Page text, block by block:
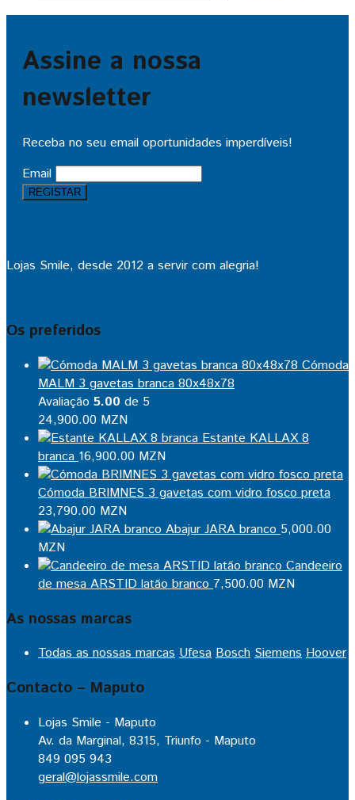
Assine a nossa
newsletter
Receba no seu email oportunidades imperdíveis!
Email
Lojas Smile, desde 2012 a servir com alegria!
Os preferidos
Cómoda
MALM 3 gavetas branca 80x48x78
Avaliação 5.00 de 5
24,900.00 MZN
Estante KALLAX 8
branca 16,900.00 MZN
Cómoda BRIMNES 3 gavetas com vidro fosco preta
23,790.00 MZN
Abajur JARA branco 5,000.00
MZN
Candeeiro
de mesa ARSTID latão branco 7,500.00 MZN
As nossas marcas
Todas as nossas marcas Ufesa Bosch Siemens Hoover
Contacto – Maputo
Lojas Smile - Maputo
Av. da Marginal, 8315, Triunfo - Maputo
849 095 943
geral@lojassmile.com